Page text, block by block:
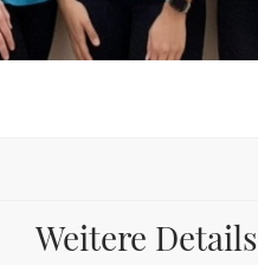
Weitere Details